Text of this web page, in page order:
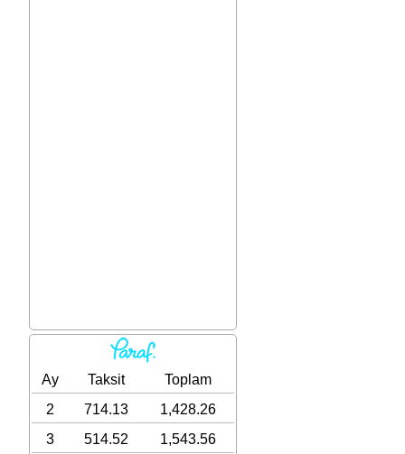
Ay Taksit
Toplam
2
714.13
1,428.26
3
514.52 1,543.56